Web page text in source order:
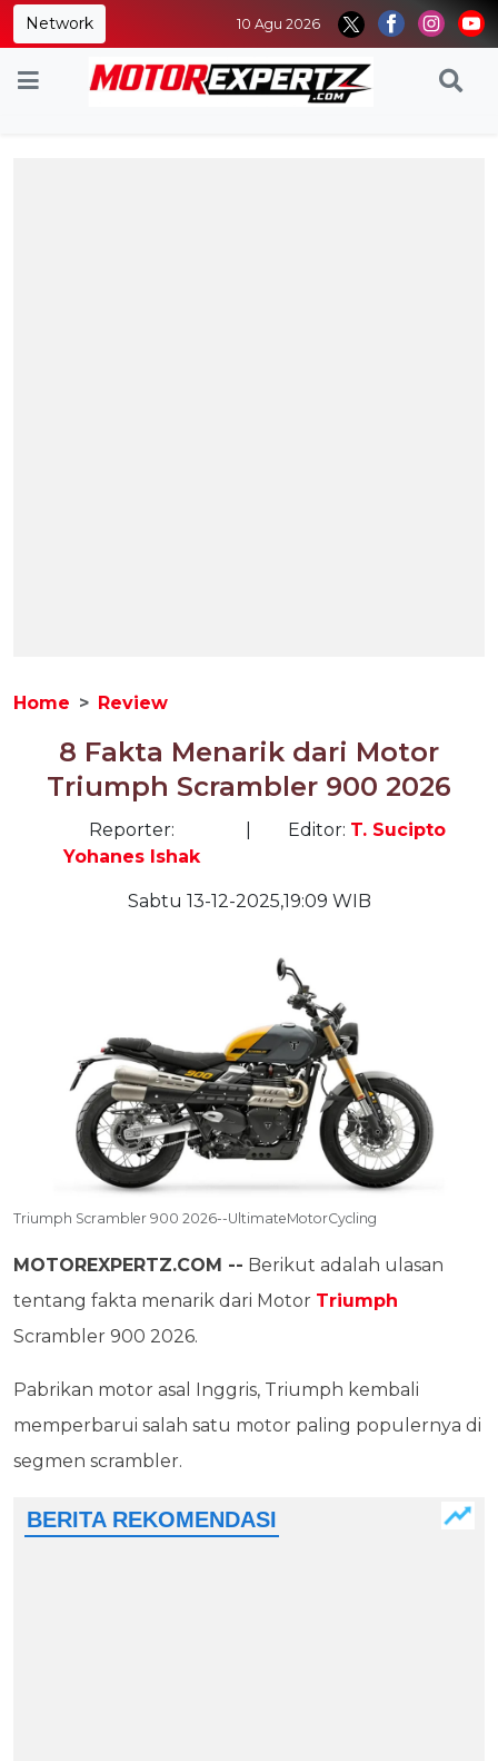
Network 10 Agu 2026
Home Review
8 Fakta Menarik dari Motor
Triumph Scrambler 900 2026
Reporter:
Yohanes Ishak
Editor: T. Sucipto
Sabtu 13-12-2025,19:09 WIB
Triumph Scrambler 900 2026--UltimateMotorCycling
MOTOREXPERTZ.COM -- Berikut adalah ulasan
tentang fakta menarik dari Motor Triumph
Scrambler 900 2026.
Pabrikan motor asal Inggris, Triumph kembali
memperbarui salah satu motor paling populernya di
segmen scrambler.